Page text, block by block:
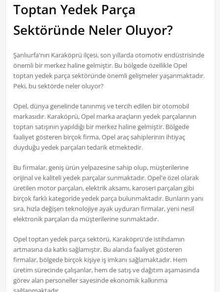
Toptan Yedek Parça
Sektöründe Neler Oluyor?
Şanlıurfa'nın Karaköprü ilçesi, son yıllarda otomotiv endüstrisinde
önemli bir merkez haline gelmiştir. Bu bölgede özellikle Opel
toptan yedek parça sektöründe önemli gelişmeler yaşanmaktadır.
Peki, bu sektörde neler oluyor?
Opel, dünya genelinde tanınmış ve tercih edilen bir otomobil
markasıdır. Karaköprü, Opel marka araçların yedek parçalarının
toptan satışının yapıldığı bir merkez haline gelmiştir. Bölgede
faaliyet gösteren birçok firma, Opel araç sahiplerinin ihtiyaç
duyduğu yedek parçaları tedarik etmektedir.
Bu firmalar, geniş ürün yelpazesine sahip olup, müşterilerine
orijinal ve kaliteli yedek parçalar sunmaktadır. Opel'e özel olarak
üretilen motor parçaları, elektrik aksamı, karoseri parçaları gibi
birçok farklı kategoride yedek parça bulunmaktadır. Bunların yanı
sıra, hızla değişen teknolojiye ayak uyduran firmalar, yeni nesil
elektronik parçaları da müşterilerine sunmaktadır.
Opel toptan yedek parça sektörü, Karaköprü'de istihdamın
artmasına da katkı sağlamıştır. Bu alanda faaliyet gösteren
firmalar, bölgede birçok kişiye iş imkanı sağlamaktadır. Hem
üretim sürecinde çalışanlar, hem de satış ve dağıtım aşamasında
görev alan personeller sayesinde ekonomik kalkınma